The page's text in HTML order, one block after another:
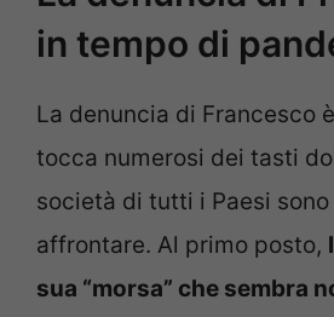
in tempo di
La denuncia di Francesco
tocca numerosi dei tasti
società di tutti i Paesi
affrontare. Al primo posto,
sua “morsa” che sembra